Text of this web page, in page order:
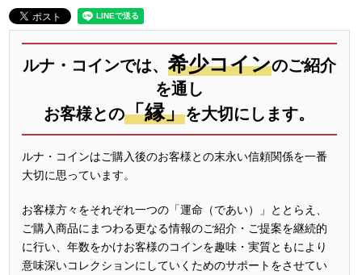
ルナ・コインでは、 希少コインのご紹介
を通し
お客様との「縁」を大切にします。
ルナ・コインはご購入後のお客様との末永い信頼関係を一番
大切に思っています。
お客様方々をそれぞれ一つの「運命（であい）」ととらえ、
ご購入商品にまつわる更なる情報のご紹介・ご提案を継続的
に行い、年数をかけお客様のコインを趣味・実質ともにより
意味深いコレクションにしていくためのサポートをさせてい